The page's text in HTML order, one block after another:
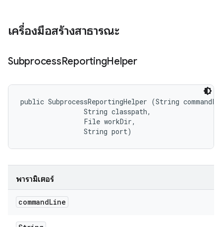
เครื่องมือสร้างสาธารณะ
SubprocessReportingHelper
public SubprocessReportingHelper (String
                String classpath,
                File workDir,
                String port)
พารามิเตอร์
commandLine